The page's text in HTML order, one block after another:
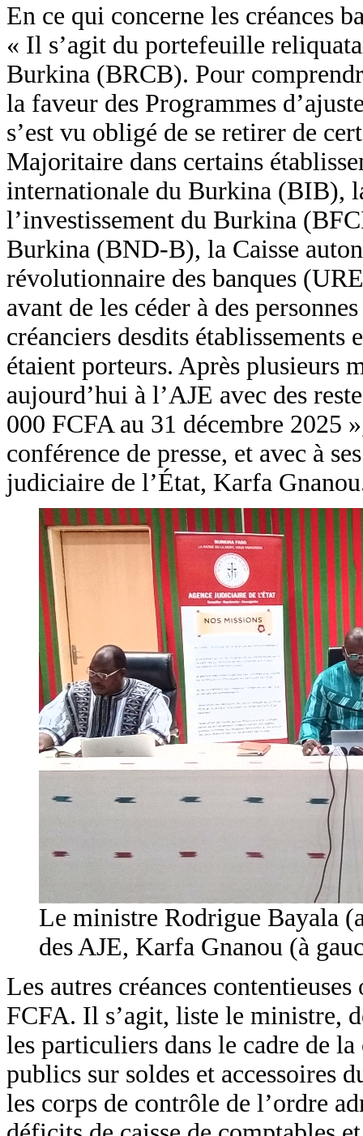
En ce qui concerne les créances
« Il s’agit du portefeuille
Burkina (BRCB). Pour
la faveur des Programmes
s’est vu obligé de se retirer de
Majoritaire dans certains
internationale du Burkina (BIB),
l’investissement du Burkina
Burkina (BND-B), la Caisse
révolutionnaire des banques
avant de les céder à des
créanciers desdits établissements
étaient porteurs. Après plusieurs
aujourd’hui à l’AJE avec des
000 FCFA au 31 décembre 2025
conférence de presse, et avec à
judiciaire de l’État, Karfa
Le ministre Rodrigue Bayala
des AJE, Karfa Gnanou (à
Les autres créances
FCFA. Il s’agit, liste le ministre,
les particuliers dans le cadre de
publics sur soldes et accessoires
les corps de contrôle de l’ordre